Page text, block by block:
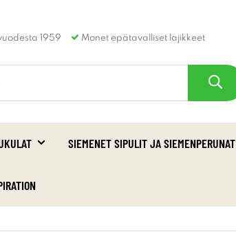
1959 Monet epätavalliset lajikkeet
SIEMENET SIPULIT JA SIEMENPERUNAT